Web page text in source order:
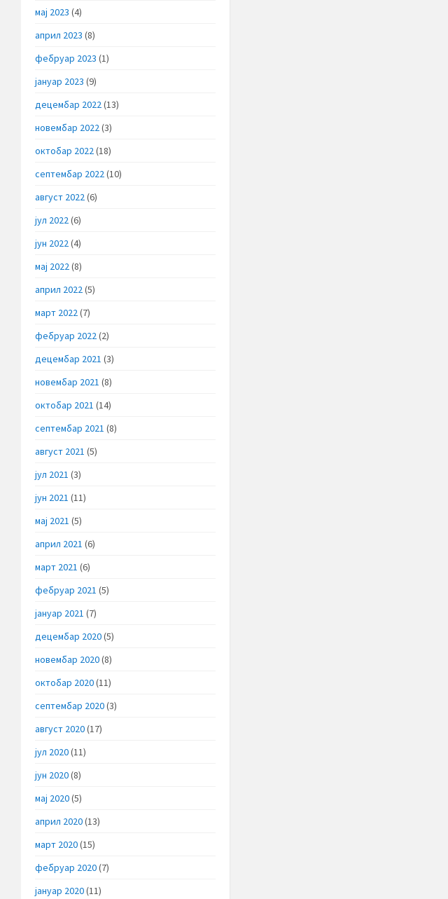
мај 2023 (4)
април 2023 (8)
фебруар 2023 (1)
јануар 2023 (9)
децембар 2022(13)
новембар 2022(3)
октобар 2022(18)
септембар 2022(10)
август 2022(6)
јул 2022(6)
јун 2022(4)
мај 2022(8)
април 2022(5)
март 2022(7)
фебруар 2022(2)
децембар 2021 (3)
новембар 2021 (8)
октобар 2021 (14)
септембар 2021 (8)
август 2021 (5)
јул 2021 (3)
јун 2021 (11)
мај 2021 (5)
април 2021 (6)
март 2021 (6)
фебруар 2021 (5)
јануар 2021 (7)
децембар 2020(5)
новембар 2020(8)
октобар 2020(11)
септембар 2020(3)
август 2020(17)
јул 2020(11)
јун 2020(8)
мај 2020(5)
април 2020(13)
март 2020(15)
фебруар 2020(7)
јануар 2020(11)